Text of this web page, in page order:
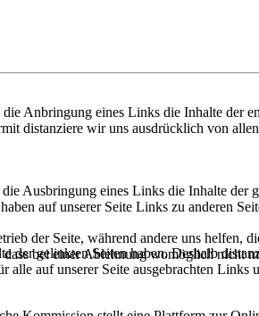
Anbringung eines Links die Inhalte der
distanziere wir uns ausdrücklich von
Ausbringung eines Links die Inhalte
auf unserer Seite Links zu anderen
gelinkten Seiten haben. Deshalb
auf unserer Seite ausgebrachten
der Seite, während andere uns helfen,
bei einer Ablehnung womöglich nicht